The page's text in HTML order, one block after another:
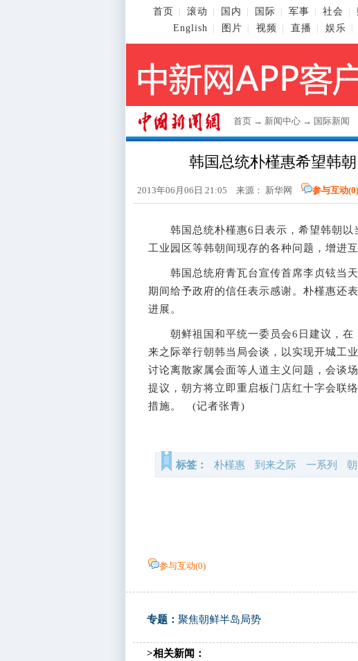
首页 滚动 国内 国际 军事 社会
English
图片 视频 直播 娱乐
首页 → 新闻中心 → 国际新闻
韩国总统朴槿惠希望韩
2013年06月06日 21:05 来源： 新华网 参与互动(0)
韩国总统朴槿惠6日表示，希望韩朝以
工业园区等韩朝间现存的各种问题，增进互
韩国总统府青瓦台宣传首席李贞铉当天
期间给予政府的信任表示感谢。朴槿惠还
进展。
朝鲜祖国和平统一委员会6日建议，在
来之际举行朝韩当局会谈，以实现开城工
讨论离散家属会面等人道主义问题，会谈
提议，朝方将立即重启板门店红十字会联
措施。 (记者张青)
标签： 朴槿惠 到来之际 一系列
参与互动(0)
专题： 聚焦朝鲜半岛局势
>相关新闻：